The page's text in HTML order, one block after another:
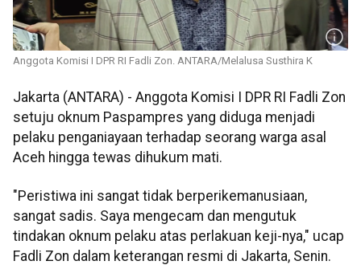
Anggota Komisi I DPR RI Fadli Zon. ANTARA/Melalusa Susthira K
Jakarta (ANTARA) - Anggota Komisi I DPR RI Fadli Zon
setuju oknum Paspampres yang diduga menjadi
pelaku penganiayaan terhadap seorang warga asal
Aceh hingga tewas dihukum mati.
"Peristiwa ini sangat tidak berperikemanusiaan,
sangat sadis. Saya mengecam dan mengutuk
tindakan oknum pelaku atas perlakuan keji-nya," ucap
Fadli Zon dalam keterangan resmi di Jakarta, Senin.